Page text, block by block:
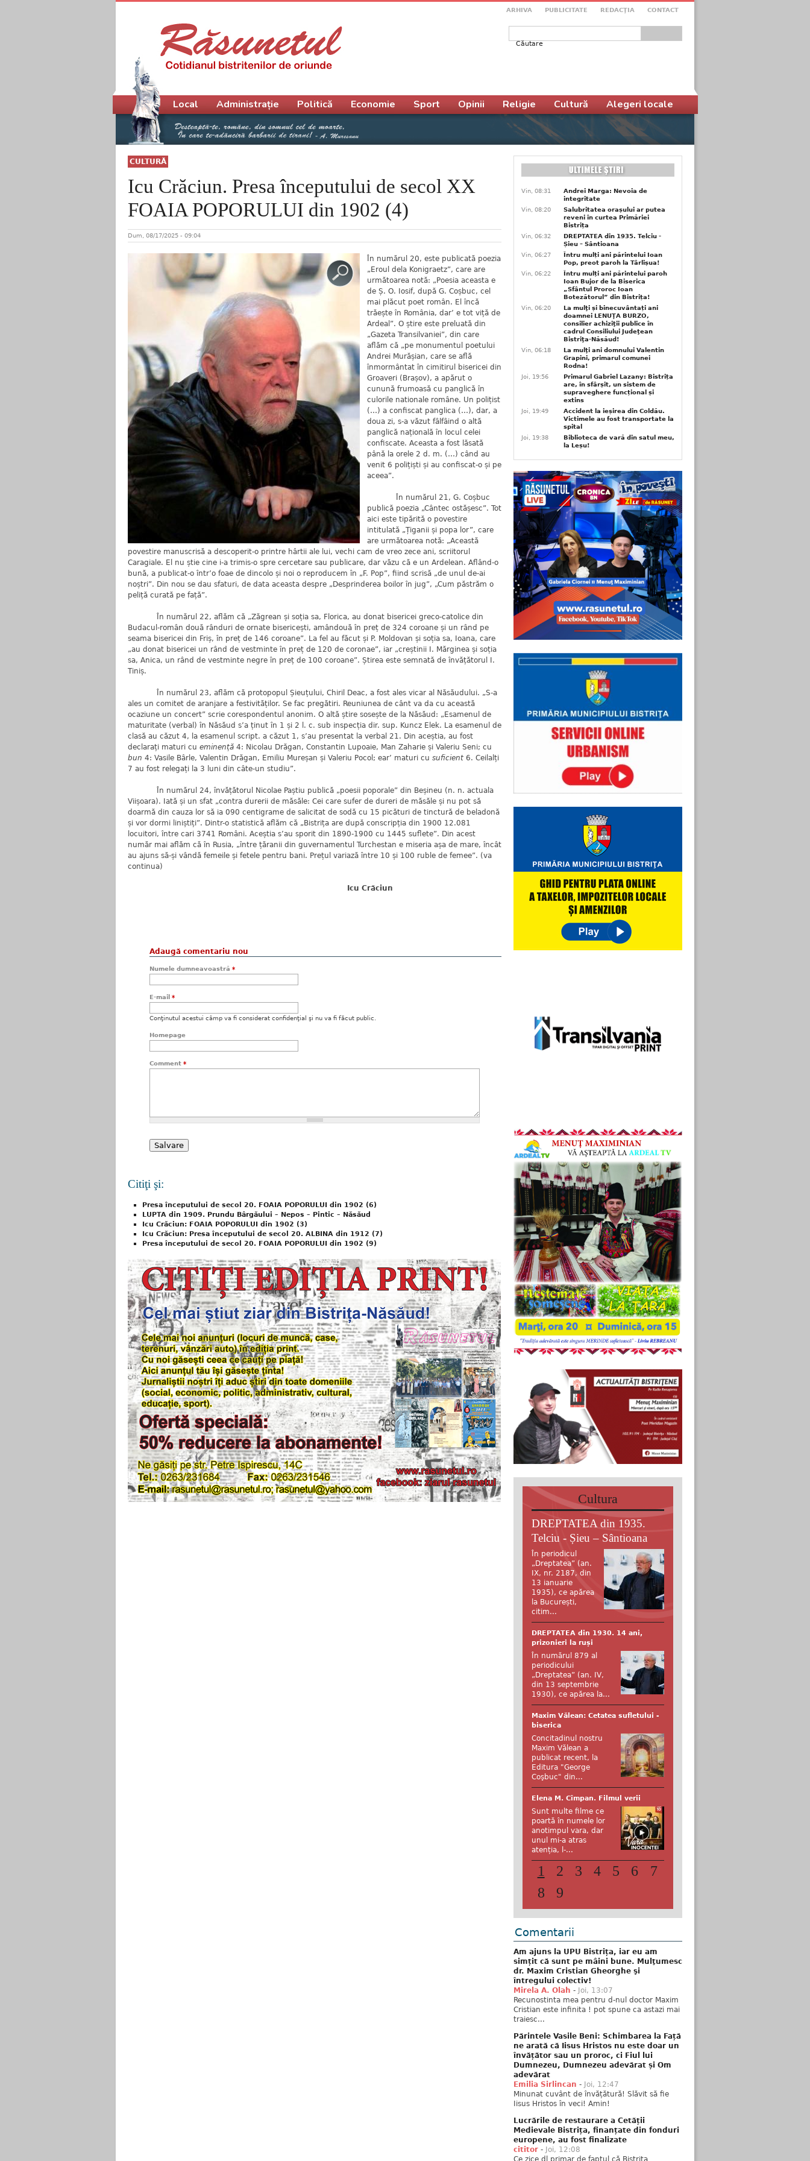
ARHIVA PUBLICITATE REDACŢIA CONTACT
Formular de căutare
CULTURĂ
Icu Crăciun. Presa începutului de secol XX
FOAIA POPORULUI din 1902 (4)
Dum, 08/17/2025 - 09:04
În numărul 20, este publicată poezia
„Eroul dela Konigraetz”, care are
următoarea notă: „Poesia aceasta e
de Ș. O. Iosif, după G. Coșbuc, cel
mai plăcut poet român. El încă
trăește în România, dar’ e tot viță de
Ardeal”. O știre este preluată din
„Gazeta Transilvaniei”, din care
aflăm că „pe monumentul poetului
Andrei Murășian, care se află
înmormântat în cimitirul bisericei din
Groaveri (Brașov), a apărut o
cunună frumoasă cu panglică în
culorile nationale române. Un polițist
(…) a confiscat panglica (…), dar, a
doua zi, s-a văzut fâlfâind o altă
panglică națională în locul celei
confiscate. Aceasta a fost lăsată
până la orele 2 d. m. (…) când au
venit 6 polițiști și au confiscat-o și pe
aceea”.
În numărul 21, G. Coșbuc
publică poezia „Cântec ostășesc”. Tot
aici este tipărită o povestire
intitulată „Țiganii și popa lor”, care
are următoarea notă: „Această
povestire manuscrisă a descoperit-o printre hârtii ale lui, vechi cam de vreo zece ani, scriitorul
Caragiale. El nu știe cine i-a trimis-o spre cercetare sau publicare, dar văzu că e un Ardelean. Aflând-o
bună, a publicat-o într’o foae de dincolo și noi o reproducem în „F. Pop”, fiind scrisă „de unul de-ai
noștri”. Din nou se dau sfaturi, de data aceasta despre „Desprinderea boilor în jug”, „Cum păstrăm o
peliță curată pe față”.
În numărul 22, aflăm că „Zăgrean și soția sa, Florica, au donat bisericei greco-catolice din
Budacul-român două rânduri de ornate bisericești, amândouă în preț de 324 coroane și un rând pe
seama bisericei din Friș, în preț de 146 coroane”. La fel au făcut și P. Moldovan și soția sa, Ioana, care
„au donat bisericei un rând de vestminte în preț de 120 de coronae”, iar „creștinii I. Mărginea și soția
sa, Anica, un rând de vestminte negre în preț de 100 coroane”. Știrea este semnată de învățătorul I.
Tiniș.
În numărul 23, aflăm că protopopul Șieuțului, Chiril Deac, a fost ales vicar al Năsăudului. „S-a
ales un comitet de aranjare a festivităților. Se fac pregătiri. Reuniunea de cânt va da cu această
ocaziune un concert” scrie corespondentul anonim. O altă știre sosește de la Năsăud: „Esamenul de
maturitate (verbal) în Năsăud s’a ținut în 1 și 2 l. c. sub inspecția dir. sup. Kuncz Elek. La esamenul de
clasă au căzut 4, la esamenul script. a căzut 1, s’au presentat la verbal 21. Din aceștia, au fost
declarați maturi cu eminență 4: Nicolau Drăgan, Constantin Lupoaie, Man Zaharie și Valeriu Seni; cu
bun 4: Vasile Bârle, Valentin Drăgan, Emiliu Mureșan și Valeriu Pocol; ear’ maturi cu suficient 6. Ceilalți
7 au fost relegați la 3 luni din câte-un studiu”.
În numărul 24, învățătorul Nicolae Paștiu publică „poesii poporale” din Beșineu (n. n. actuala
Viișoara). Iată și un sfat „contra durerii de măsăle: Cei care sufer de dureri de măsăle și nu pot să
doarmă din cauza lor să ia 090 centigrame de salicitat de sodă cu 15 picături de tinctură de beladonă
și vor dormi liniștiți”. Dintr-o statistică aflăm că „Bistrița are după conscripția din 1900 12.081
locuitori, între cari 3741 Români. Aceștia s’au sporit din 1890-1900 cu 1445 suflete”. Din acest
număr mai aflăm că în Rusia, „între țăranii din guvernamentul Turchestan e miseria așa de mare, încât
au ajuns să-și vândă femeile și fetele pentru bani. Prețul variază între 10 și 100 ruble de femee”. (va
continua)
Icu Crăciun
Adaugă comentariu nou
Numele dumneavoastră *
E-mail *
Conţinutul acestui câmp va fi considerat confidenţial şi nu va fi făcut public.
Homepage
Comment *
Citiţi şi:
Presa începutului de secol 20. FOAIA POPORULUI din 1902 (6)
LUPTA din 1909. Prundu Bârgăului – Nepos – Pintic – Năsăud
Icu Crăciun: FOAIA POPORULUI din 1902 (3)
Icu Crăciun: Presa începutului de secol 20. ALBINA din 1912 (7)
Presa începutului de secol 20. FOAIA POPORULUI din 1902 (9)
Meniu principal
Local Administrație Politică Economie Sport Opinii Religie Cultură Alegeri locale
Vin, 08:31
Andrei Marga: Nevoia de
integritate
Vin, 08:20
Salubritatea orașului ar putea
reveni în curtea Primăriei
Bistrița
Vin, 06:32
DREPTATEA din 1935. Telciu -
Șieu – Sântioana
Vin, 06:27
Întru mulți ani părintelui Ioan
Pop, preot paroh la Târlișua!
Vin, 06:22
Întru mulți ani părintelui paroh
Ioan Bujor de la Biserica
„Sfântul Proroc Ioan
Botezătorul” din Bistrița!
Vin, 06:20
La mulţi și binecuvântați ani
doamnei LENUŢA BURZO,
consilier achiziţii publice în
cadrul Consiliului Judeţean
Bistriţa-Năsăud!
Vin, 06:18
La mulţi ani domnului Valentin
Grapini, primarul comunei
Rodna!
Joi, 19:56
Primarul Gabriel Lazany: Bistrița
are, în sfârșit, un sistem de
supraveghere funcțional și
extins
Joi, 19:49
Accident la ieșirea din Coldău.
Victimele au fost transportate la
spital
Joi, 19:38
Biblioteca de vară din satul meu,
la Leșu!
Cultura
DREPTATEA din 1935.
Telciu - Șieu – Sântioana
În periodicul
„Dreptatea” (an.
IX, nr. 2187, din
13 ianuarie
1935), ce apărea
la București,
citim...
DREPTATEA din 1930. 14 ani,
prizonieri la ruși
În numărul 879 al
periodicului
„Dreptatea” (an. IV,
din 13 septembrie
1930), ce apărea la...
Maxim Vălean: Cetatea sufletului -
biserica
Concitadinul nostru
Maxim Vălean a
publicat recent, la
Editura "George
Coşbuc" din...
Elena M. Cîmpan. Filmul verii
Sunt multe filme ce
poartă în numele lor
anotimpul vara, dar
unul mi-a atras
atenția, l-...
1 2 3 4 5 6
7
8
9
Comentarii
Am ajuns la UPU Bistrița, iar eu am
simțit că sunt pe mâini bune. Mulţumesc
dr. Maxim Cristian Gheorghe şi
întregului colectiv!
Mirela A. Olah - Joi, 13:07
Recunostinta mea pentru d-nul doctor Maxim
Cristian este infinita ! pot spune ca astazi mai
traiesc...
Părintele Vasile Beni: Schimbarea la Față
ne arată că Iisus Hristos nu este doar un
învățător sau un proroc, ci Fiul lui
Dumnezeu, Dumnezeu adevărat și Om
adevărat
Emilia Sirlincan - Joi, 12:47
Minunat cuvânt de învățătură! Slăvit să fie
Iisus Hristos în veci! Amin!
Lucrările de restaurare a Cetății
Medievale Bistrița, finanțate din fonduri
europene, au fost finalizate
cititor - Joi, 12:08
Ce zice dl primar de faptul că Bistrița